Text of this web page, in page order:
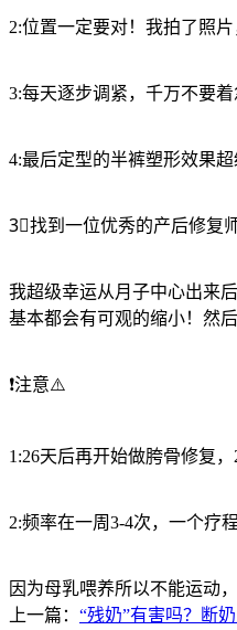
2:位置一定要对！我拍了照
3:每天逐步调紧，千万不要
4:最后定型的半裤塑形效果
3⃣️找到一位优秀的产后修复
我超级幸运从月子中心出来
基本都会有可观的缩小！然
❗️注意⚠️
1:26天后再开始做胯骨修复
2:频率在一周3-4次，一个疗
因为母乳喂养所以不能运动
上一篇： “残奶”有害吗？断